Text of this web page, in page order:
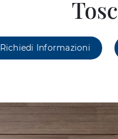
Richiedi Informazioni